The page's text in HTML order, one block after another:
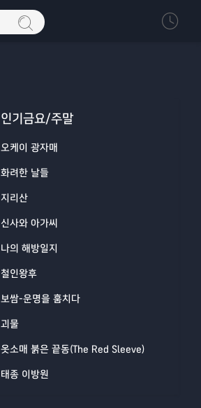
인기금요/주말
오케이 광자매
화려한 날들
지리산
신사와 아가씨
나의 해방일지
철인왕후
보쌈-운명을 훔치다
괴물
옷소매 붉은 끝동(The Red Sleeve)
태종 이방원